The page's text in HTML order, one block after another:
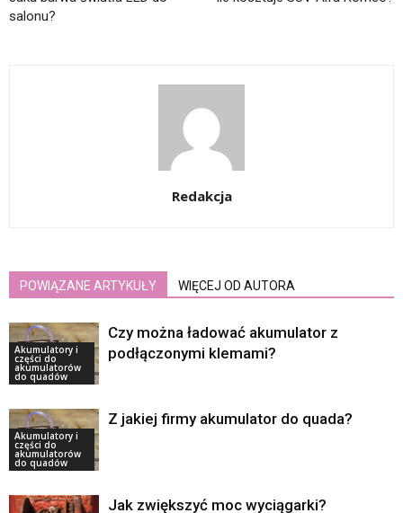
salonu?
Redakcja
POWIĄZANE ARTYKUŁY WIĘCEJ OD AUTORA
Akumulatory i
części do
akumulatorów
do quadów
Czy można ładować akumulator z
podłączonymi klemami?
Akumulatory i
części do
akumulatorów
do quadów
Z jakiej firmy akumulator do quada?
Jak zwiększyć moc wyciągarki?